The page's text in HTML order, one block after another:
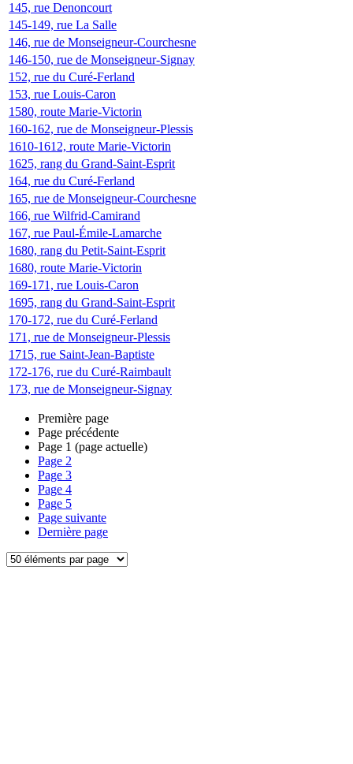
145, rue Denoncourt
145-149, rue La Salle
146, rue de Monseigneur-Courchesne
146-150, rue de Monseigneur-Signay
152, rue du Curé-Ferland
153, rue Louis-Caron
1580, route Marie-Victorin
160-162, rue de Monseigneur-Plessis
1610-1612, route Marie-Victorin
1625, rang du Grand-Saint-Esprit
164, rue du Curé-Ferland
165, rue de Monseigneur-Courchesne
166, rue Wilfrid-Camirand
167, rue Paul-Émile-Lamarche
1680, rang du Petit-Saint-Esprit
1680, route Marie-Victorin
169-171, rue Louis-Caron
1695, rang du Grand-Saint-Esprit
170-172, rue du Curé-Ferland
171, rue de Monseigneur-Plessis
1715, rue Saint-Jean-Baptiste
172-176, rue du Curé-Raimbault
173, rue de Monseigneur-Signay
Première page
Page précédente
Page 1 (page actuelle)
Page 2
Page 3
Page 4
Page 5
Page suivante
Dernière page